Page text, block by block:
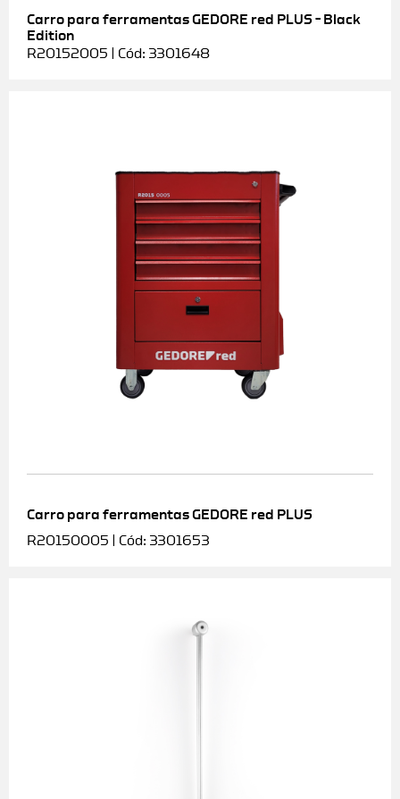
Carro para ferramentas GEDORE red PLUS – Black
Edition
R20152005 | Cód: 3301648
Carro para ferramentas GEDORE red PLUS
R20150005 | Cód: 3301653